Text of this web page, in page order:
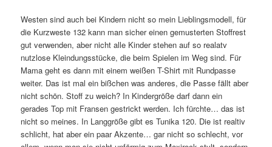
Westen sind auch bei Kindern nicht so mein Lieblingsmodell, für
die Kurzweste 132 kann man sicher einen gemusterten Stoffrest
gut verwenden, aber nicht alle Kinder stehen auf so realatv
nutzlose Kleindungsstücke, die beim Spielen im Weg sind. Für
Mama geht es dann mit einem weißen T-Shirt mit Rundpasse
weiter. Das ist mal ein bißchen was anderes, die Passe fällt aber
nicht schön. Stoff zu weich? In Kindergröße darf dann ein
gerades Top mit Fransen gestrickt werden. Ich fürchte… das ist
nicht so meines. In Langgröße gibt es Tunika 120. Die ist realtiv
schlicht, hat aber ein paar Akzente… gar nicht so schlecht, vor